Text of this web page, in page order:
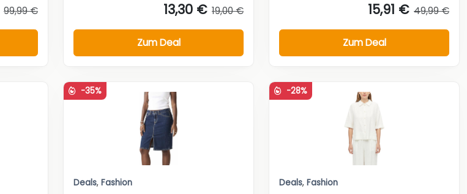
99,99 € 13,30 € 19,00 €
Zum Deal
15,91 € 49,99 €
Zum Deal
-35%
Deals, Fashion
-28%
Deals, Fashion